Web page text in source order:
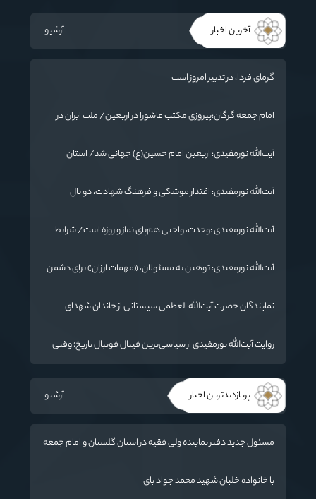
آخرین اخبار آرشیو
گرمای فردا، در تدبیر امروز است
امام جمعه گرگان:پیروزی مکتب عاشورا در اربعین/ ملت ایران در
آیت‌الله نورمفیدی: اربعین امام حسین(ع) جهانی شد/ استان
دارد
آیت‌الله نورمفیدی: اقتدار موشکی و فرهنگ شهادت، دو بال
آیت‌الله نورمفیدی :وحدت، واجبی هم‌پای نماز و روزه است/ شرایط
آیت‌الله نورمفیدی: توهین به مسئولان، «مهمات ارزان» برای دشمن
نمایندگان حضرت آیت‌الله العظمی سیستانی از خاندان شهدای
روایت آیت‌الله نورمفیدی از سیاسی‌ترین فینال فوتبال تاریخ؛ وقتی
پربازدیدترین اخبار آرشیو
مسئول جدید دفتر نماینده ولی فقیه در استان گلستان و امام جمعه
با خانواده خلبان شهید محمد جواد بای